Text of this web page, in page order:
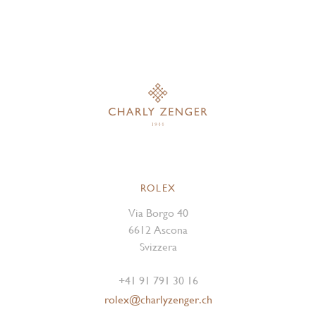
ROLEX
Via Borgo 40
6612 Ascona
Svizzera
+41 91 791 30 16
rolex@charlyzenger.ch